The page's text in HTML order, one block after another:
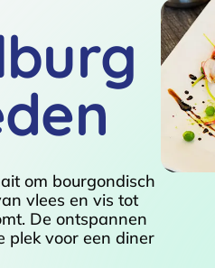
om bourgondisch
vlees en vis tot
De ontspannen
plek voor een diner